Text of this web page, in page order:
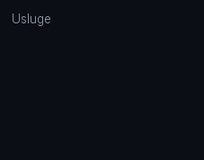
Usluge